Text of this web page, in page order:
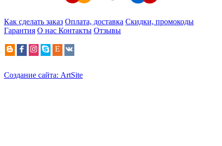
Как сделать заказ Оплата, доставка Скидки, промокоды
Гарантия О нас Контакты Отзывы
Создание сайта: ArtSite